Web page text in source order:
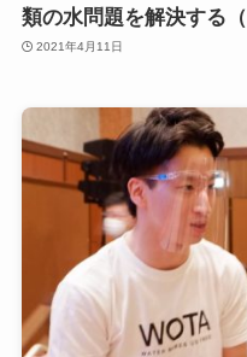
類の水問題を解決する
2021年4月11日